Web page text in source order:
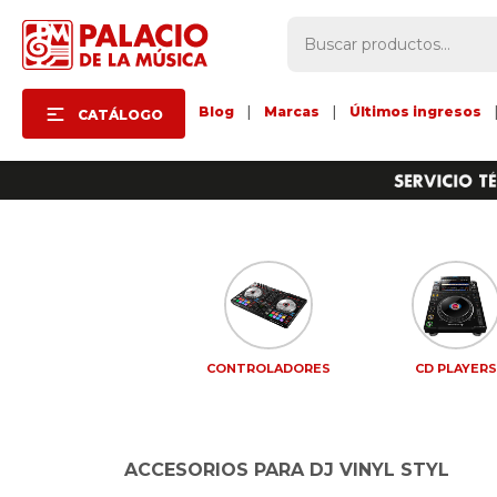
CATÁLOGO Blog Marcas Últimos ingresos
CONTROLADORES CD PLAYERS
ACCESORIOS PARA DJ VINYL STYL